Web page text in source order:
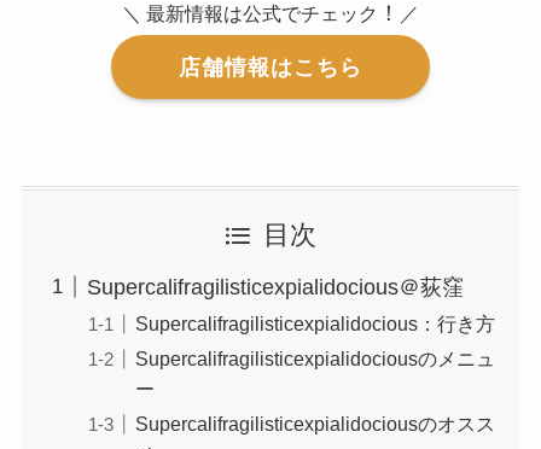
＼ 最新情報は公式でチェック ！ ／
店舗情報はこちら
目次
Supercalifragilisticexpialidocious＠荻窪
Supercalifragilisticexpialidocious：行き方
Supercalifragilisticexpialidociousのメニュ
ー
Supercalifragilisticexpialidociousのオスス